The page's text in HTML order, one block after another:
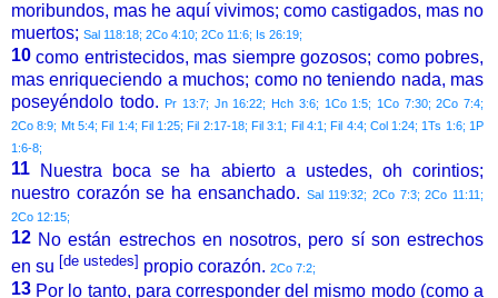
moribundos, mas he aquí vivimos; como castigados, mas no
muertos; Sal 118:18; 2Co 4:10; 2Co 11:6; Is 26:19;
10como entristecidos, mas siempre gozosos; como pobres,
mas enriqueciendo a muchos; como no teniendo nada, mas
poseyéndolo todo.Pr 13:7; Jn 16:22; Hch 3:6; 1Co 1:5; 1Co 7:30; 2Co 7:4;
2Co 8:9; Mt 5:4; Fil 1:4; Fil 1:25; Fil 2:17-18; Fil 3:1; Fil 4:1; Fil 4:4; Col 1:24; 1Ts 1:6; 1P
1:6-8;
11
Nuestra boca se ha abierto a ustedes, oh corintios;
nuestro corazón se ha ensanchado. Sal 119:32; 2Co 7:3; 2Co 11:11;
2Co 12:15;
12 No están estrechos en nosotros, pero sí son estrechos
en su [de ustedes] propio corazón. 2Co 7:2;
13 Por lo tanto, para corresponder del mismo modo (como a